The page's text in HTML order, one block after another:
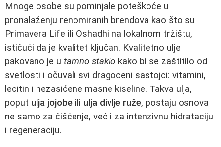
Mnoge osobe su pominjale poteškoće u
pronalaženju renomiranih brendova kao što su
Primavera Life ili Oshadhi na lokalnom tržištu,
ističući da je kvalitet ključan. Kvalitetno ulje
pakovano je u tamno staklo kako bi se zaštitilo od
svetlosti i očuvali svi dragoceni sastojci: vitamini,
lecitin i nezasićene masne kiseline. Takva ulja,
poput ulja jojobe ili ulja divlje ruže, postaju osnova
ne samo za čišćenje, već i za intenzivnu hidrataciju
i regeneraciju.